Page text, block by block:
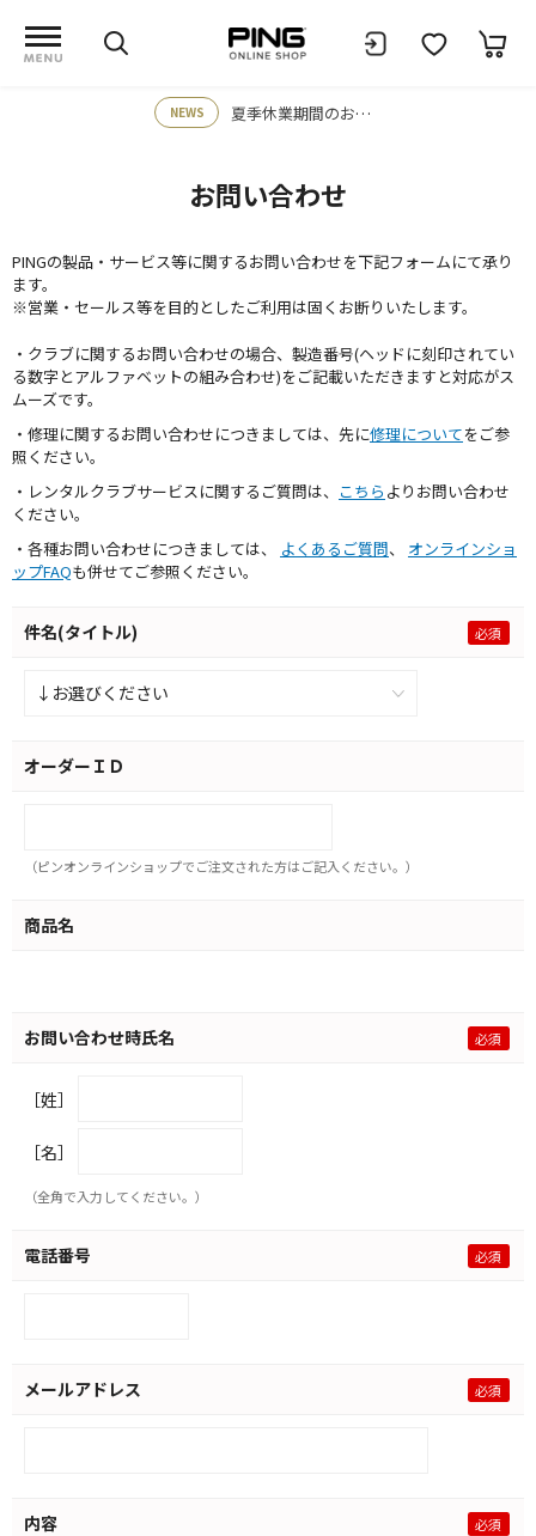
NEWS 夏季休業期間のお知らせ
お問い合わせ
PINGの製品・サービス等に関するお問い合わせを下記フォームにて承り
ます。
※営業・セールス等を目的としたご利用は固くお断りいたします。
・クラブに関するお問い合わせの場合、製造番号(ヘッドに刻印されてい
る数字とアルファベットの組み合わせ)をご記載いただきますと対応がス
ムーズです。
・修理に関するお問い合わせにつきましては、先に修理についてをご参
照ください。
・レンタルクラブサービスに関するご質問は、 こちら よりお問い合わせ
ください。
・各種お問い合わせにつきましては、
よくあるご質問、 オンラインショ
ップFAQも併せてご参照ください。
件名(タイトル)
オーダーＩＤ
（ピンオンラインショップでご注文された方はご記入ください。）
商品名
お問い合わせ時氏名
［姓］
［名］
（全角で入力してください。）
電話番号
メールアドレス
内容